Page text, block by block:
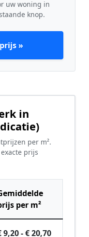
uw woning in
knop.
»
in
per m².
prijs
per m²
9,20 - € 20,70